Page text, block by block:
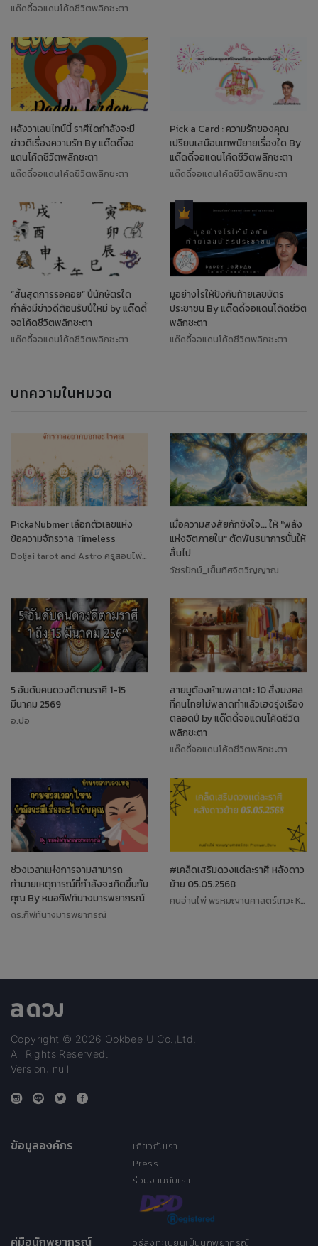
แด๊ดดี้จอแดนโค้ดชีวิตพลิกชะตา
หลังวาเลนไทน์นี้ ราศีใดกำลังจะมี
ข่าวดีเรื่องความรัก By แด๊ดดี้จอ
แดนโค้ดชีวิตพลิกชะตา
แด๊ดดี้จอแดนโค้ดชีวิตพลิกชะตา
Pick a Card : ความรักของคุณ
เปรียบเสมือนเทพนิยายเรื่องใด By
แด๊ดดี้จอแดนโค้ดชีวิตพลิกชะตา
แด๊ดดี้จอแดนโค้ดชีวิตพลิกชะตา
“สิ้นสุดการรอคอย” ปีนักษัตรใด
กำลังมีข่าวดีต้อนรับปีใหม่ by แด๊ดดี้
จอโค้ดชีวิตพลิกชะตา
แด๊ดดี้จอแดนโค้ดชีวิตพลิกชะตา
มูอย่างไรให้ปังกับท้ายเลขบัตร
ประชาชน By แด๊ดดี้จอแดนโด้ดชีวิต
พลิกชะตา
แด๊ดดี้จอแดนโค้ดชีวิตพลิกชะตา
บทความในหมวด
PickaNubmer เลือกตัวเลขแห่ง
ข้อความจักรวาล Timeless
Doljai tarot and Astro ครูสอนไพ่ทาโรต์
เมื่อความสงสัยกักขังใจ... ให้ "พลัง
แห่งจิตภายใน" ตัดพันธนาการนั้นให้
สิ้นไป
วัชรปักษ์_เข็มทิศจิตวิญญาณ
5 อันดับคนดวงดีตามราศี 1-15
มีนาคม 2569
อ.ปอ
สายมูต้องห้ามพลาด! : 10 สิ่งมงคล
ที่คนไทยไม่พลาดทำแล้วเฮงรุ่งเรือง
ตลอดปี by แด๊ดดี้จอแดนโค้ดชีวิต
พลิกชะตา
แด๊ดดี้จอแดนโค้ดชีวิตพลิกชะตา
ช่วงเวลาแห่งการจามสามารถ
ทำนายเหตุการณ์ที่กำลังจะเกิดขึ้นกับ
คุณ By หมอกิฟท์นางมารพยากรณ์
ดร.กิฟท์นางมารพยากรณ์
#เคล็ดเสริมดวงแต่ละราศี หลังดาว
ย้าย 05.05.2568
คนอ่านไพ่ พรหมญานศาสตร์เทวะ Koiki
Copyright © 2026 Ookbee U Co.,Ltd.
All Rights Reserved.
Version: null
ข้อมูลองค์กร
เกี่ยวกับเรา
Press
ร่วมงานกับเรา
คู่มือนักพยากรณ์ วิธีลงทะเบียนเป็นนักพยากรณ์